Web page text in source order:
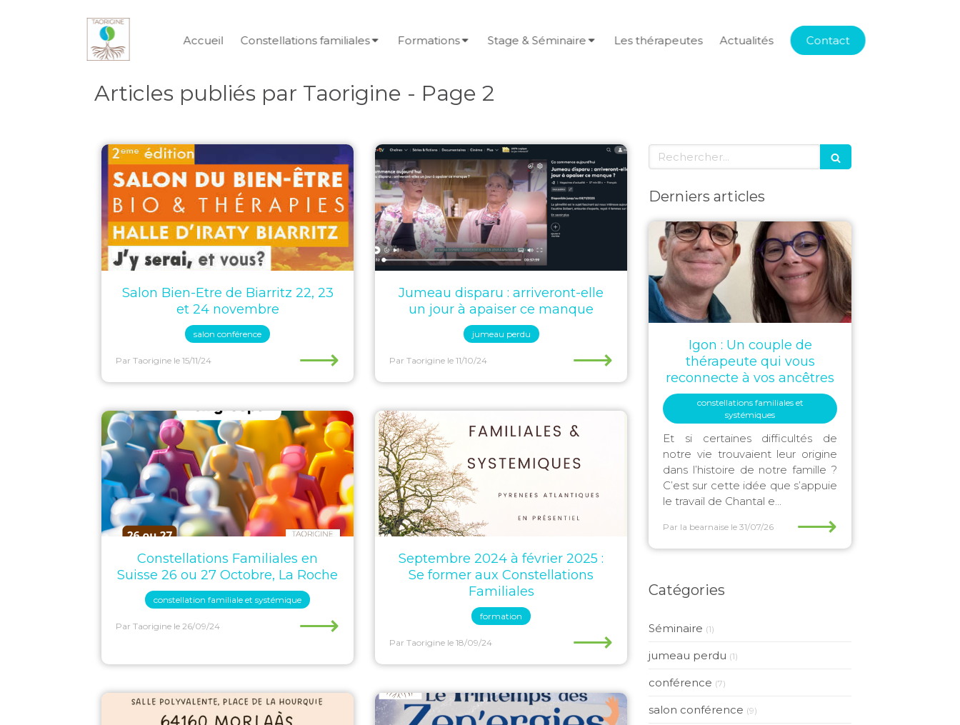
Accueil Constellations familiales Formations Stage & Séminaire Les thérapeutes Actualités Contact
Articles publiés par Taorigine - Page 2
Salon Bien-Etre de Biarritz 22, 23
et 24 novembre
salon conférence
Par Taorigine le 15/11/24 ⟶
Jumeau disparu : arriveront-elle
un jour à apaiser ce manque
jumeau perdu
Par Taorigine le 11/10/24 ⟶
Constellations Familiales en
Suisse 26 ou 27 Octobre, La Roche
constellation familiale et systémique
Par Taorigine le 26/09/24 ⟶
Septembre 2024 à février 2025 :
Se former aux Constellations
Familiales
formation
Par Taorigine le 18/09/24 ⟶
Rechercher
Derniers articles
Igon : Un couple de
thérapeute qui vous
reconnecte à vos ancêtres
constellations familiales et
systémiques
Et si certaines difficultés de
notre vie trouvaient leur origine
dans l’histoire de notre famille ?
C’est sur cette idée que s’appuie
le travail de Chantal e...
Par la bearnaise le 31/07/26 ⟶
Catégories
Séminaire (1)
jumeau perdu (1)
conférence (7)
salon conférence (9)